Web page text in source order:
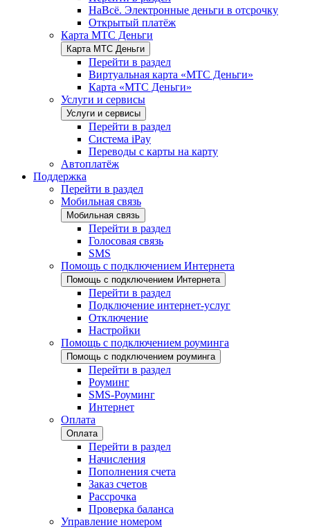
НаВсё. Электронные деньги в отсрочку
Открытый платёж
Карта МТС Деньги
Карта МТС Деньги
Перейти в раздел
Виртуальная карта «МТС Деньги»
Карта «МТС Деньги»
Услуги и сервисы
Услуги и сервисы
Перейти в раздел
Система iPay
Переводы с карты на карту
Автоплатёж
Поддержка
Перейти в раздел
Мобильная связь
Мобильная связь
Перейти в раздел
Голосовая связь
SMS
Помощь с подключением Интернета
Помощь с подключением Интернета
Перейти в раздел
Подключение интернет-услуг
Отключение
Настройки
Помощь с подключением роуминга
Помощь с подключением роуминга
Перейти в раздел
Роуминг
SMS-Роуминг
Интернет
Оплата
Оплата
Перейти в раздел
Начисления
Пополнения счета
Заказ счетов
Рассрочка
Проверка баланса
Управление номером